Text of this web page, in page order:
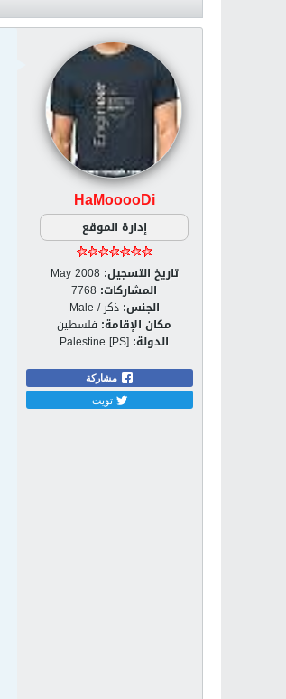
HaMooooDi
إدارة الموقع
تاريخ التسجيل: May 2008
المشاركات: 7768
الجنس: ذكر / Male
مكان الإقامة: فلسطين
الدولة: Palestine [PS]
مشاركة
تويت